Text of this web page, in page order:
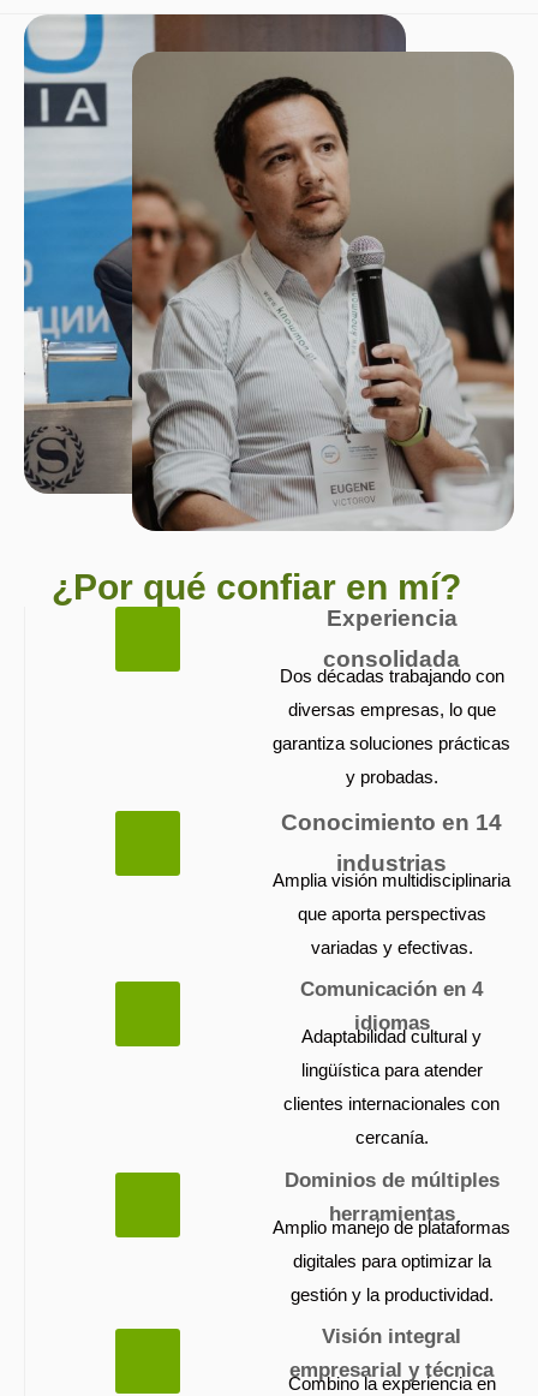
¿Por qué confiar en mí?
Experiencia
consolidada
Dos décadas trabajando con
diversas empresas, lo que
garantiza soluciones prácticas
y probadas.
Conocimiento en 14
industrias
Amplia visión multidisciplinaria
que aporta perspectivas
variadas y efectivas.
Comunicación en 4
idiomas
Adaptabilidad cultural y
lingüística para atender
clientes internacionales con
cercanía.
Dominios de múltiples
herramientas
Amplio manejo de plataformas
digitales para optimizar la
gestión y la productividad.
Visión integral
empresarial y técnica
Combino la experiencia en